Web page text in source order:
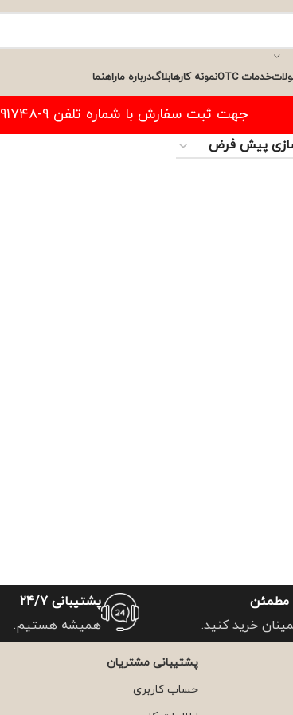
خدمات OTC نمونه کارهابلاگدرباره ماراهنما
جهت ثبت سفارش با شماره تلفن ۹-۴۴۹۹۱۷۴۸-۰۲۱ تماس بگیرید.
مطمئن
خرید کنید.
پشتیبانی 24/7
همیشه هستیم.
پشتیبانی مشتریان
حساب کاربری